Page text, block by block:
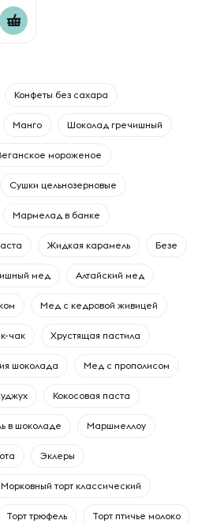
Конфеты без сахара
Манго Шоколад гречишный
мороженое
Сушки цельнозерновые
Мармелад в банке
Жидкая карамель Безе
мед Алтайский мед
Мед с кедровой живицей
чак Хрустящая пастила
шоколада Мед с прополисом
Кокосовая паста
в шоколаде Маршмеллоу
Эклеры
Морковный торт классический
Торт трюфель Торт птичье молоко